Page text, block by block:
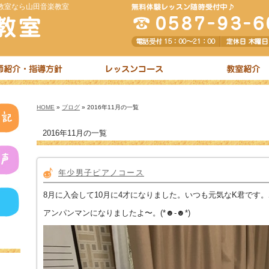
室なら山田音楽教室
HOME » ブログ » 2016年11月の一覧
2016年11月の一覧
年少男子ピアノコース
8月に入会して10月に4才になりました。いつも元気なK君です
アンパンマンになりましたよ〜。(*☻-☻*)